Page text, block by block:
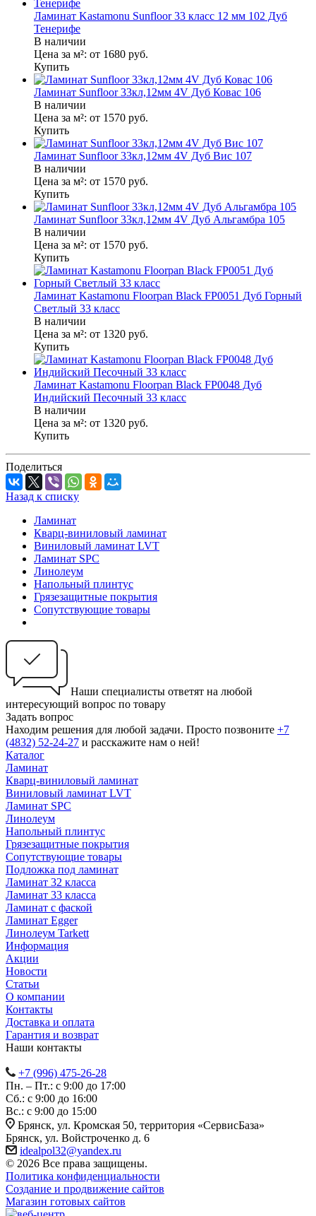
Ламинат Kastamonu Sunfloor 33 класс 12 мм 102 Дуб
Тенерифе
В наличии
Цена за м²: от 1680 руб.
Купить
Ламинат Sunfloor 33кл,12мм 4V Дуб Ковас 106
В наличии
Цена за м²: от 1570 руб.
Купить
Ламинат Sunfloor 33кл,12мм 4V Дуб Вис 107
В наличии
Цена за м²: от 1570 руб.
Купить
Ламинат Sunfloor 33кл,12мм 4V Дуб Альгамбра 105
В наличии
Цена за м²: от 1570 руб.
Купить
Ламинат Kastamonu Floorpan Black FP0051 Дуб Горный
Светлый 33 класс
В наличии
Цена за м²: от 1320 руб.
Купить
Ламинат Kastamonu Floorpan Black FP0048 Дуб
Индийский Песочный 33 класс
В наличии
Цена за м²: от 1320 руб.
Купить
Поделиться
Назад к списку
Ламинат
Кварц-виниловый ламинат
Виниловый ламинат LVT
Ламинат SPC
Линолеум
Напольный плинтус
Грязезащитные покрытия
Сопутствующие товары
Наши специалисты ответят на любой
интересующий вопрос по товару
Задать вопрос
Находим решения для любой задачи. Просто позвоните +7
(4832) 52-24-27 и расскажите нам о ней!
Каталог
Ламинат
Кварц-виниловый ламинат
Виниловый ламинат LVT
Ламинат SPC
Линолеум
Напольный плинтус
Грязезащитные покрытия
Сопутствующие товары
Подложка под ламинат
Ламинат 32 класса
Ламинат 33 класса
Ламинат с фаской
Ламинат Egger
Линолеум Tarkett
Информация
Акции
Новости
Статьи
О компании
Контакты
Доставка и оплата
Гарантия и возврат
Наши контакты
+7 (996) 475-26-28
Пн. – Пт.: с 9:00 до 17:00
Сб.: с 9:00 до 16:00
Bc.: с 9:00 до 15:00
Брянск, ул. Кромская 50, территория «СервисБаза»
Брянск, ул. Войстроченко д. 6
idealpol32@yandex.ru
© 2026 Все права защищены.
Политика конфиденциальности
Создание и продвижение сайтов
Магазин готовых сайтов